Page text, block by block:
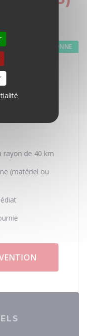
À LA PERSONNE
rayon de 40 km
(matériel ou